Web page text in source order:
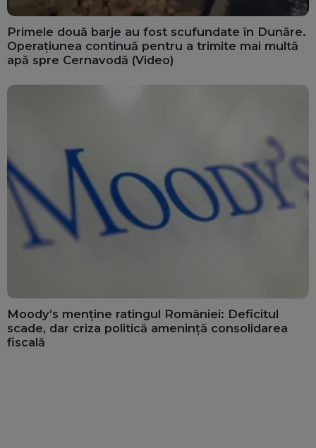
Primele două barje au fost scufundate în Dunăre.
Operațiunea continuă pentru a trimite mai multă
apă spre Cernavodă (Video)
Moody’s menține ratingul României: Deficitul
scade, dar criza politică amenință consolidarea
fiscală